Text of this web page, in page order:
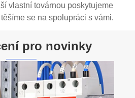
vlastní továrnou poskytujeme
se na spolupráci s vámi.
pro novinky
přepěťová ochrana